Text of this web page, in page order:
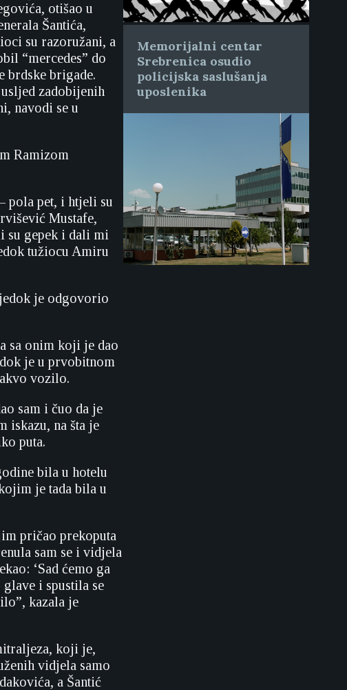
otišao u
Šantića,
su razoružani, a
“mercedes” do
brdske brigade.
zadobijenih
navodi se u
Ramizom
pola pet, i htjeli su
Mustafe,
su gepek i dali mi
tužiocu Amiru
je odgovorio
sa onim koji je dao
je u prvobitnom
vozilo.
sam i čuo da je
iskazu, na šta je
puta.
bila u hotelu
je tada bila u
pričao prekoputa
sam se i vidjela
‘Sad ćemo ga
i spustila se
kazala je
koji je,
vidjela samo
a Šantić
Memorijalni centar
Srebrenica osudio
policijska saslušanja
uposlenika